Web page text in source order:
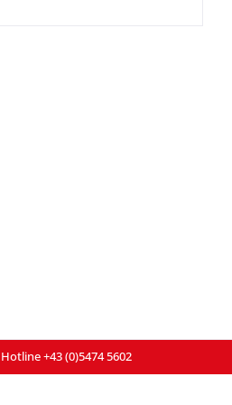
Hotline +43 (0)5474 5602